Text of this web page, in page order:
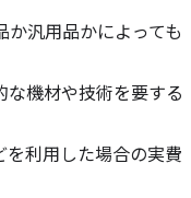
汎用品かによっても
機材や技術を要する
利用した場合の実費